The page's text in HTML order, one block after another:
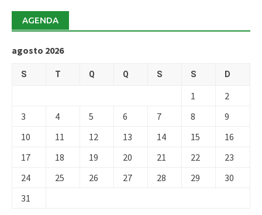
AGENDA
agosto 2026
S T Q Q S S D
1
2
3
4 5 6 7 8
9
10
11 12 13 14 15
16
17
18 19 20 21 22
23
24
25 26 27 28 29
30
31